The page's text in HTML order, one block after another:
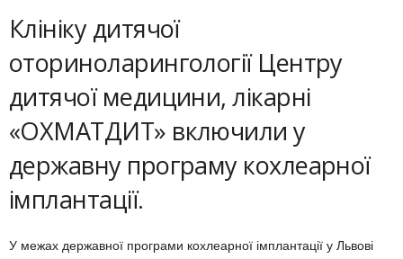
Клініку дитячої
оториноларингології Центру
дитячої медицини, лікарні
«ОХМАТДИТ» включили у
державну програму кохлеарної
імплантації.
У межах державної програми кохлеарної імплантації у Львові